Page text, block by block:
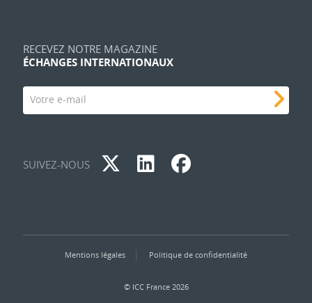
RECEVEZ NOTRE MAGAZINE
ÉCHANGES INTERNATIONAUX
Votre e-mail
SUIVEZ-NOUS
Mentions légales Politique de confidentialité
© ICC France 2026